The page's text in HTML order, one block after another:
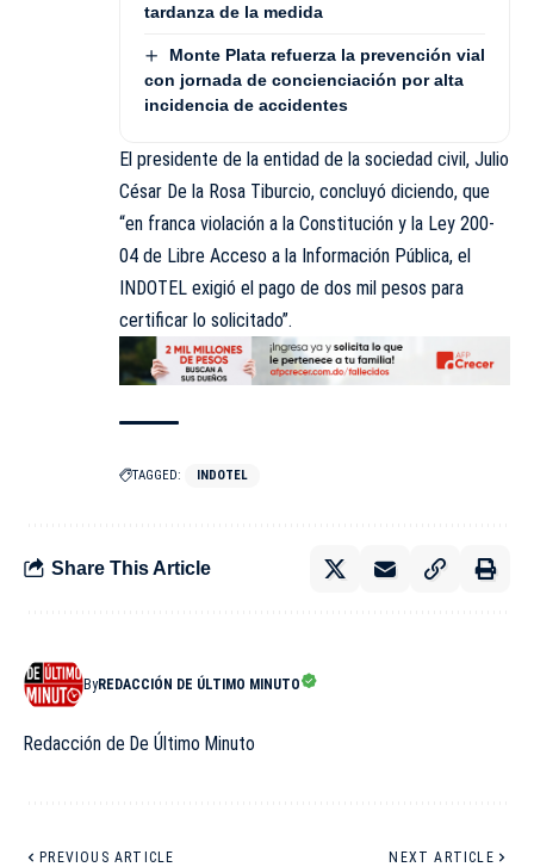
tardanza de la medida
Monte Plata refuerza la prevención vial
con jornada de concienciación por alta
incidencia de accidentes
El presidente de la entidad de la sociedad civil, Julio
César De la Rosa Tiburcio, concluyó diciendo, que
“en franca violación a la Constitución y la Ley 200-
04 de Libre Acceso a la Información Pública, el
INDOTEL exigió el pago de dos mil pesos para
certificar lo solicitado”.
TAGGED: INDOTEL
Share This Article
ByREDACCIÓN DE ÚLTIMO MINUTO
Redacción de De Último Minuto
PREVIOUS ARTICLE NEXT ARTICLE